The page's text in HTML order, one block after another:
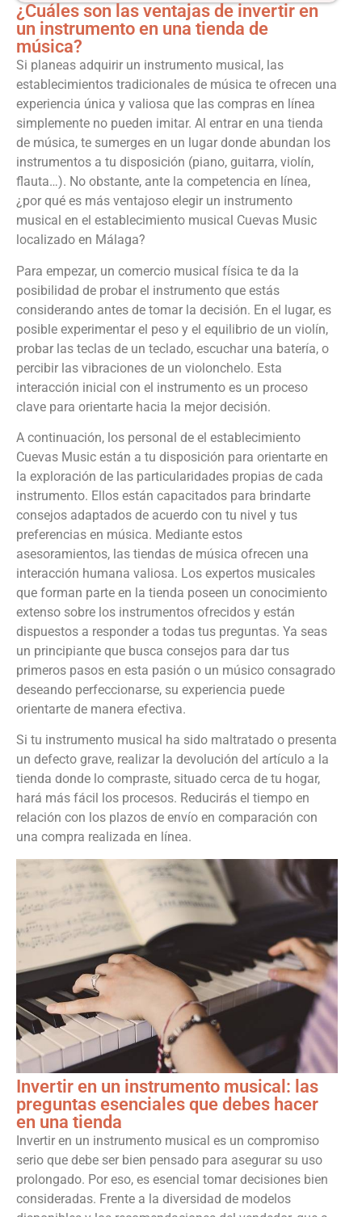
¿Cuáles son las ventajas de invertir en
un instrumento en una tienda de
música?
Si planeas adquirir un instrumento musical, las
establecimientos tradicionales de música te ofrecen una
experiencia única y valiosa que las compras en línea
simplemente no pueden imitar. Al entrar en una tienda
de música, te sumerges en un lugar donde abundan los
instrumentos a tu disposición (piano, guitarra, violín,
flauta…). No obstante, ante la competencia en línea,
¿por qué es más ventajoso elegir un instrumento
musical en el establecimiento musical Cuevas Music
localizado en Málaga?
Para empezar, un comercio musical física te da la
posibilidad de probar el instrumento que estás
considerando antes de tomar la decisión. En el lugar, es
posible experimentar el peso y el equilibrio de un violín,
probar las teclas de un teclado, escuchar una batería, o
percibir las vibraciones de un violonchelo. Esta
interacción inicial con el instrumento es un proceso
clave para orientarte hacia la mejor decisión.
A continuación, los personal de el establecimiento
Cuevas Music están a tu disposición para orientarte en
la exploración de las particularidades propias de cada
instrumento. Ellos están capacitados para brindarte
consejos adaptados de acuerdo con tu nivel y tus
preferencias en música. Mediante estos
asesoramientos, las tiendas de música ofrecen una
interacción humana valiosa. Los expertos musicales
que forman parte en la tienda poseen un conocimiento
extenso sobre los instrumentos ofrecidos y están
dispuestos a responder a todas tus preguntas. Ya seas
un principiante que busca consejos para dar tus
primeros pasos en esta pasión o un músico consagrado
deseando perfeccionarse, su experiencia puede
orientarte de manera efectiva.
Si tu instrumento musical ha sido maltratado o presenta
un defecto grave, realizar la devolución del artículo a la
tienda donde lo compraste, situado cerca de tu hogar,
hará más fácil los procesos. Reducirás el tiempo en
relación con los plazos de envío en comparación con
una compra realizada en línea.
Invertir en un instrumento musical: las
preguntas esenciales que debes hacer
en una tienda
Invertir en un instrumento musical es un compromiso
serio que debe ser bien pensado para asegurar su uso
prolongado. Por eso, es esencial tomar decisiones bien
consideradas. Frente a la diversidad de modelos